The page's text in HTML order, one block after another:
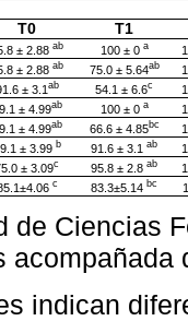
T0
T1
± 2.88 ab 100 ± 0 a
± 2.88 ab 75.0 ± 5.64ab
± 3.1 ab 54.1 ± 6.6c
± 4.99ab 100 ± 0 a
± 4.99ab 66.6 ± 4.85bc
± 3.99 b 91.6 ± 3.1 ab
± 3.09c 95.8 ± 2.8 ab
c 83.3±5.14 bc
de Ciencias
acompañada
indican